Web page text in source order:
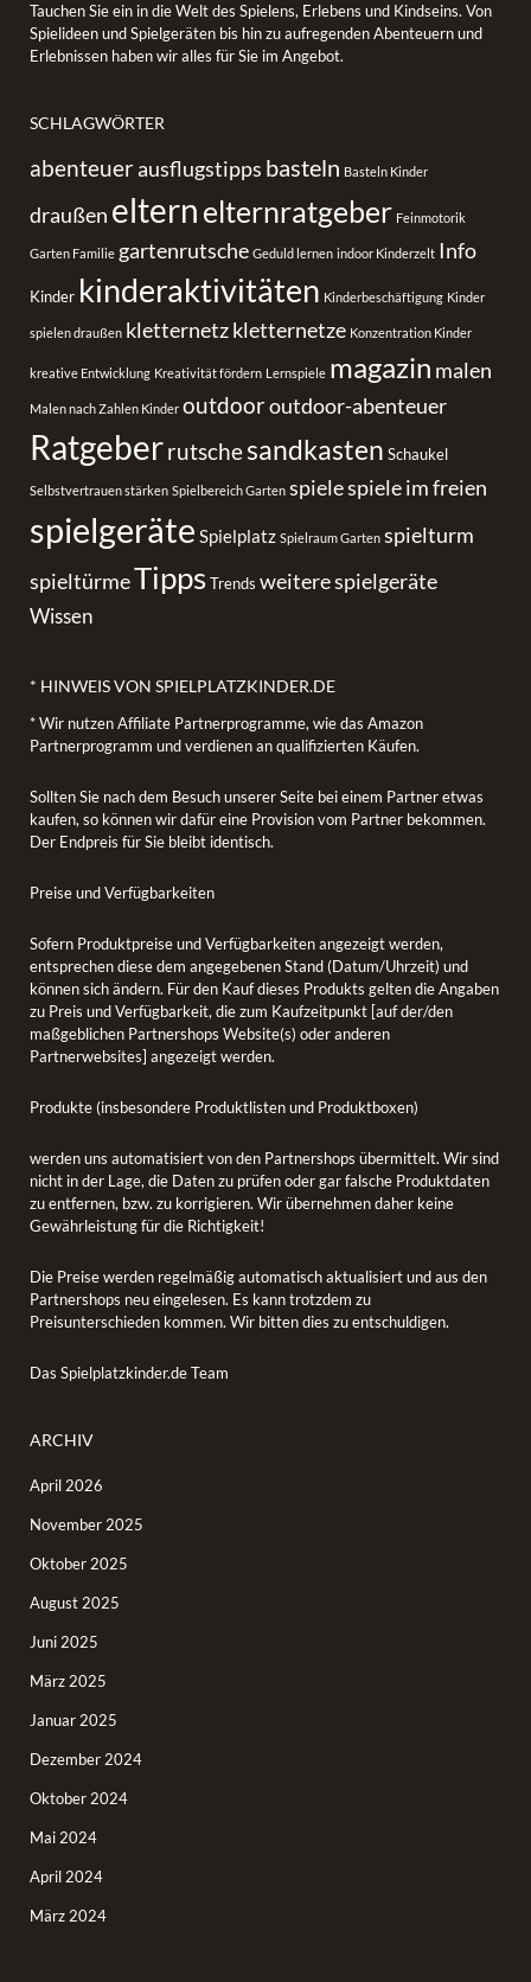
Tauchen Sie ein in die Welt des Spielens, Erlebens und Kindseins. Von
Spielideen und Spielgeräten bis hin zu aufregenden Abenteuern und
Erlebnissen haben wir alles für Sie im Angebot.
SCHLAGWÖRTER
abenteuerausflugstipps basteln Basteln Kinder
draußen eltern elternratgeber Feinmotorik
Garten Familie gartenrutsche Geduld lernen indoor Kinderzelt Info
Kinder kinderaktivitäten Kinderbeschäftigung Kinder
spielen draußen kletternetzkletternetze Konzentration Kinder
kreative Entwicklung Kreativität fördern Lernspiele magazin malen
Malen nach Zahlen Kinder outdooroutdoor-abenteuer
Ratgeberrutschesandkasten Schaukel
Selbstvertrauen stärken Spielbereich Garten spielespiele im freien
spielgeräte Spielplatz Spielraum Garten spielturm
spieltürmeTippsTrends weitere spielgeräte
Wissen
* HINWEIS VON SPIELPLATZKINDER.DE
* Wir nutzen Affiliate Partnerprogramme, wie das Amazon
Partnerprogramm und verdienen an qualifizierten Käufen.
Sollten Sie nach dem Besuch unserer Seite bei einem Partner etwas
kaufen, so können wir dafür eine Provision vom Partner bekommen.
Der Endpreis für Sie bleibt identisch.
Preise und Verfügbarkeiten
Sofern Produktpreise und Verfügbarkeiten angezeigt werden,
entsprechen diese dem angegebenen Stand (Datum/Uhrzeit) und
können sich ändern. Für den Kauf dieses Produkts gelten die Angaben
zu Preis und Verfügbarkeit, die zum Kaufzeitpunkt [auf der/den
maßgeblichen Partnershops Website(s) oder anderen
Partnerwebsites] angezeigt werden.
Produkte (insbesondere Produktlisten und Produktboxen)
werden uns automatisiert von den Partnershops übermittelt. Wir sind
nicht in der Lage, die Daten zu prüfen oder gar falsche Produktdaten
zu entfernen, bzw. zu korrigieren. Wir übernehmen daher keine
Gewährleistung für die Richtigkeit!
Die Preise werden regelmäßig automatisch aktualisiert und aus den
Partnershops neu eingelesen. Es kann trotzdem zu
Preisunterschieden kommen. Wir bitten dies zu entschuldigen.
Das Spielplatzkinder.de Team
ARCHIV
April 2026
November 2025
Oktober 2025
August 2025
Juni 2025
März 2025
Januar 2025
Dezember 2024
Oktober 2024
Mai 2024
April 2024
März 2024